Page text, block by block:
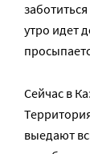
утро идет
Сейчас в
выедают